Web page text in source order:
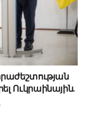
Ուկրաինային․